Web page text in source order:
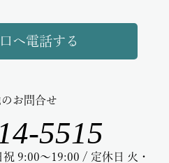
へ電話する
お問合せ
5515
9:00～19:00 / 定休日 火・